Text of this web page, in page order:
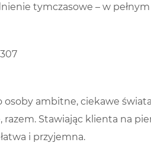
tymczasowe – w
osoby ambitne, ciekawe
razem. Stawiając klienta na
i przyjemna.